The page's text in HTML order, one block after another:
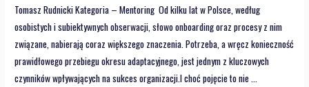
Tomasz Rudnicki Kategoria – Mentoring Od kilku lat w Polsce, według
osobistych i subiektywnych obserwacji, słowo onboarding oraz procesy z nim
związane, nabierają coraz większego znaczenia. Potrzeba, a wręcz konieczność
prawidłowego przebiegu okresu adaptacyjnego, jest jednym z kluczowych
czynników wpływających na sukces organizacji.I choć pojęcie to nie …